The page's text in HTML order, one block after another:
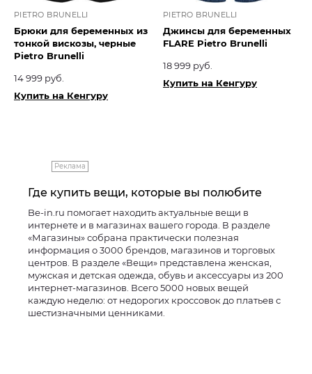
PIETRO BRUNELLI
Брюки для беременных из
тонкой вискозы, черные
Pietro Brunelli
14 999 руб.
Купить на Кенгуру
PIETRO BRUNELLI
Джинсы для беременных
FLARE Pietro Brunelli
18 999 руб.
Купить на Кенгуру
Реклама
Где купить вещи, которые вы полюбите
Be-in.ru помогает находить актуальные вещи в
интернете и в магазинах вашего города. В разделе
«Магазины» собрана практически полезная
информация о 3000 брендов, магазинов и торговых
центров. В разделе «Вещи» представлена женская,
мужская и детская одежда, обувь и аксессуары из 200
интернет-магазинов. Всего 5000 новых вещей
каждую неделю: от недорогих кроссовок до платьев с
шестизначными ценниками.